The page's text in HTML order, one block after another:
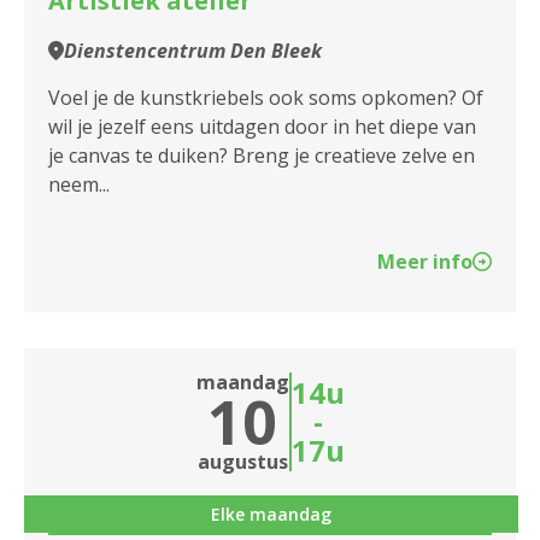
Dienstencentrum Blankenberg
Dienstencentrum Boeksveld
Dienstencentrum Boelaer
Dienstencentrum Bosuil
Dienstencentrum De Brem
Dienstencentrum De Fontein
Dienstencentrum De Meere
Dienstencentrum Den Bleek
Voel je de kunstkriebels ook soms opkomen? Of
wil je jezelf eens uitdagen door in het diepe van
je canvas te duiken? Breng je creatieve zelve en
neem...
Meer info
maandag
10
augustus
14u
-
17u
Elke maandag